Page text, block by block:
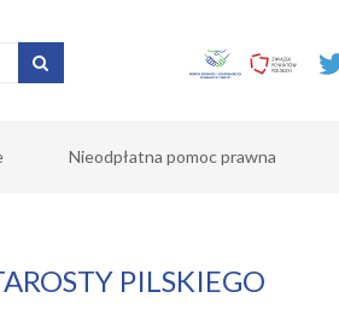
Nieodpłatna pomoc prawna
PILSKIEGO